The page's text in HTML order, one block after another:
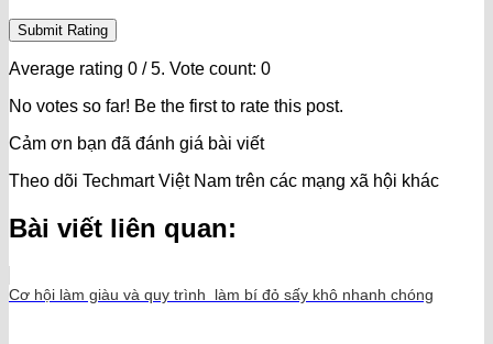
Submit Rating
Average rating 0 / 5. Vote count: 0
No votes so far! Be the first to rate this post.
Cảm ơn bạn đã đánh giá bài viết
Theo dõi Techmart Việt Nam trên các mạng xã hội khác
Bài viết liên quan:
Cơ hội làm giàu và quy trình làm bí đỏ sấy khô nhanh chóng